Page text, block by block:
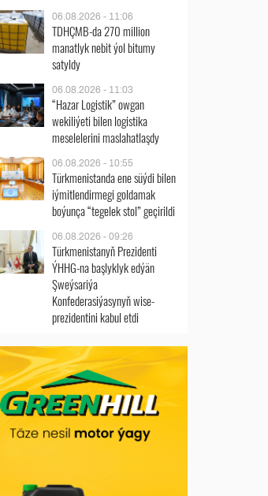
06.08.2026 - 11:06
TDHÇMB-da 270 million
manatlyk nebit ýol bitumy
satyldy
06.08.2026 - 11:03
“Hazar Logistik” owgan
wekiliýeti bilen logistika
meselelerini maslahatlaşdy
06.08.2026 - 10:55
Türkmenistanda ene süýdi bilen
iýmitlendirmegi goldamak
boýunça “tegelek stol” geçirildi
06.08.2026 - 09:26
Türkmenistanyň Prezidenti
ÝHHG-na başlyklyk edýän
Şweýsariýa
Konfederasiýasynyň wise-
prezidentini kabul etdi